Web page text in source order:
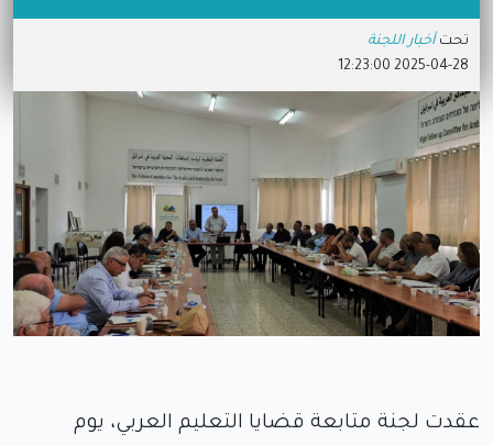
تحت أخبار اللجنة
2025-04-28 12:23:00
عقدت لجنة متابعة قضايا التعليم العربي، يوم